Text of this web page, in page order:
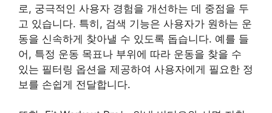
로, 궁극적인 사용자 경험을 개선하는 데 중점을 두
고 있습니다. 특히, 검색 기능은 사용자가 원하는 운
동을 신속하게 찾아낼 수 있도록 돕습니다. 예를 들
어, 특정 운동 목표나 부위에 따라 운동을 찾을 수
있는 필터링 옵션을 제공하여 사용자에게 필요한 정
보를 손쉽게 전달합니다.